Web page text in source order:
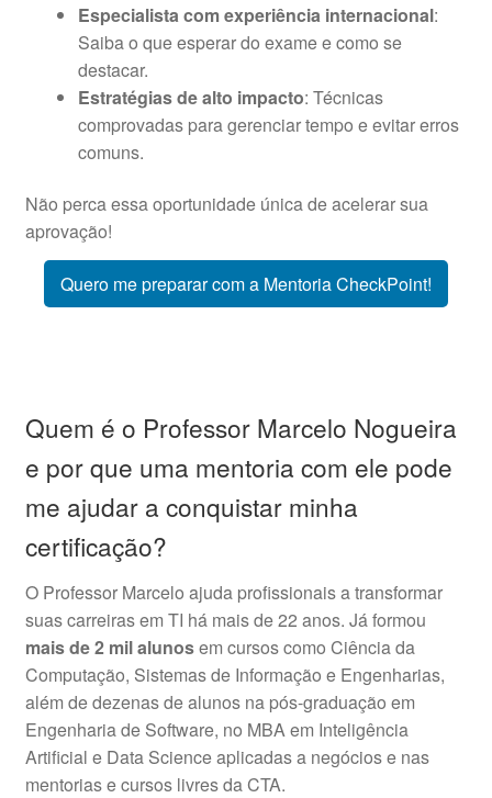
Especialista com experiência internacional:
Saiba o que esperar do exame e como se
destacar.
Estratégias de alto impacto: Técnicas
comprovadas para gerenciar tempo e evitar erros
comuns.
Não perca essa oportunidade única de acelerar sua
aprovação!
Quero me preparar com a Mentoria CheckPoint!
Quem é o Professor Marcelo Nogueira
e por que uma mentoria com ele pode
me ajudar a conquistar minha
certificação?
O Professor Marcelo ajuda profissionais a transformar
suas carreiras em TI há mais de 22 anos. Já formou
mais de 2 mil alunosem cursos como Ciência da
Computação, Sistemas de Informação e Engenharias,
além de dezenas de alunos na pós-graduação em
Engenharia de Software, no MBA em Inteligência
Artificial e Data Science aplicadas a negócios e nas
mentorias e cursos livres da CTA.